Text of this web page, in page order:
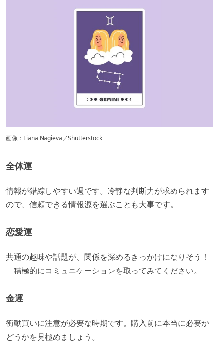
画像：Liana Nagieva／Shutterstock
全体運
​情報が錯綜しやすい週です。冷静な判断力が求められます
ので、信頼できる情報源を選ぶことも大事です。
恋愛運
共通の趣味や話題が、関係を深めるきっかけになりそう！
積極的にコミュニケーションを取ってみてください。​
金運
衝動買いに注意が必要な時期です。購入前に本当に必要か
どうかを見極めましょう。